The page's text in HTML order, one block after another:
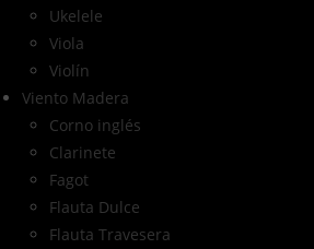
Ukelele
Viola
Violín
Viento Madera
Corno inglés
Clarinete
Fagot
Flauta Dulce
Flauta Travesera